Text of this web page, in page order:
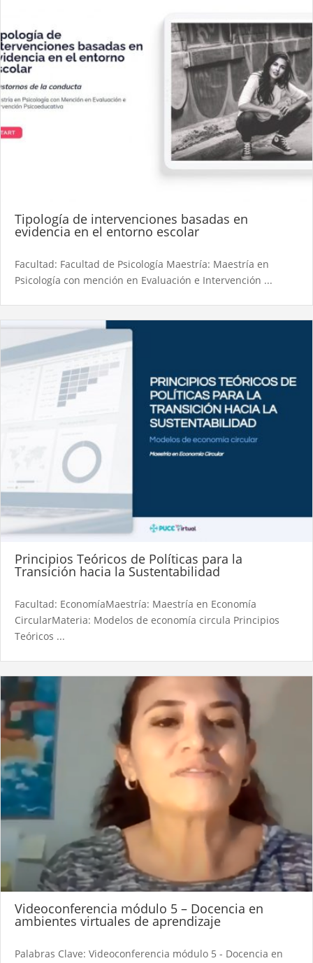
Tipología de intervenciones basadas en
evidencia en el entorno escolar
Facultad: Facultad de Psicología Maestría: Maestría en
Psicología con mención en Evaluación e Intervención ...
Principios Teóricos de Políticas para la
Transición hacia la Sustentabilidad
Facultad: EconomíaMaestría: Maestría en Economía
CircularMateria: Modelos de economía circula Principios
Teóricos ...
Videoconferencia módulo 5 – Docencia en
ambientes virtuales de aprendizaje
Palabras Clave: Videoconferencia módulo 5 - Docencia en